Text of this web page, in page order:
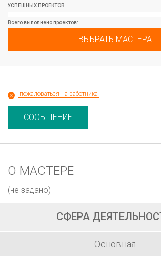
УСПЕШНЫХ ПРОЕКТОВ
Вcего выполнено проектов:
ВЫБРАТЬ МАСТЕРА
пожаловаться на работника
СООБЩЕНИЕ
О МАСТЕРЕ
(не задано)
СФЕРА
Основная